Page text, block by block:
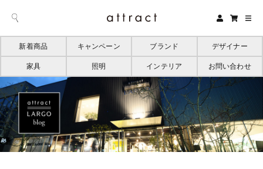
新着商品 キャンペーン ブランド デザイナー
家具 照明 インテリア お問い合わせ